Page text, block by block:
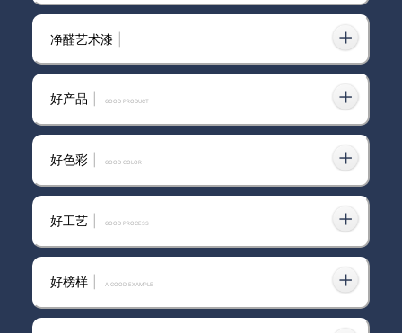
艺术漆什么牌子好？装修过来人
分享3个选品逻辑，避开90%的
南请收好，附本地厂家挑选秘诀
卡百利艺术涂料——梵高色彩系
列之“水波绿”（客餐厅）
净醛艺术漆
好产品 GOOD PRODUCT
好色彩 GOOD COLOR
好工艺 GOOD PROCESS
好榜样 A GOOD EXAMPLE